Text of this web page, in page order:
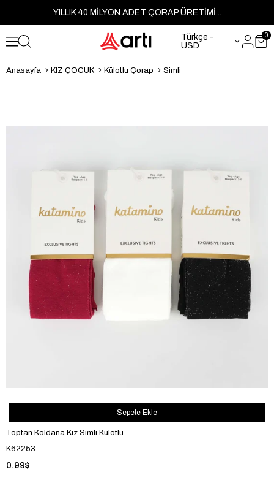
YILLIK 40 MİLYON ADET ÇORAP ÜRETİMİ...
Türkçe -
USD
0
Anasayfa KIZ ÇOCUK Külotlu Çorap Simli
Toptan Koldana Kız Simli Külotlu
K62253
0.99$
Sepete Ekle